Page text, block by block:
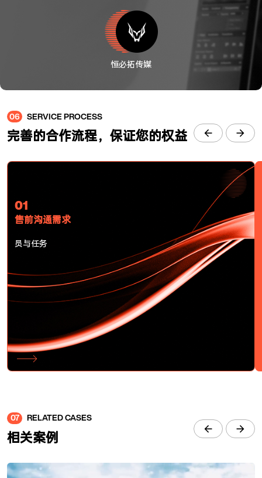
恒必拓传媒
06 SERVICE PROCESS
完善的合作流程，保证您的权益
01
售前沟通需求
员与任务
07 RELATED CASES
相关案例